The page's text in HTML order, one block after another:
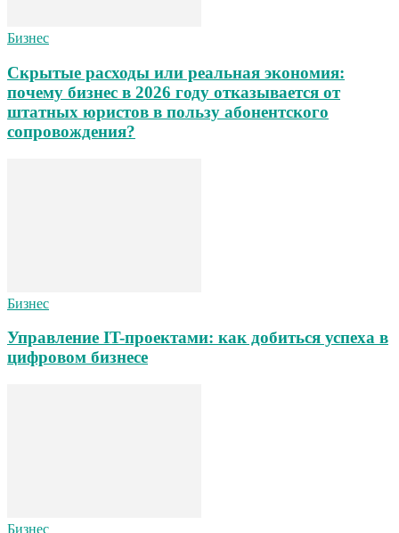
Бизнес
Скрытые расходы или реальная экономия:
почему бизнес в 2026 году отказывается от
штатных юристов в пользу абонентского
сопровождения?
Бизнес
Управление IT-проектами: как добиться успеха в
цифровом бизнесе
Бизнес